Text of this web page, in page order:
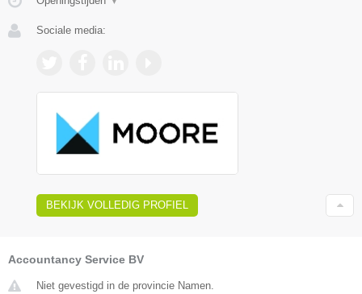
Sociale media:
BEKIJK VOLLEDIG PROFIEL
Accountancy Service BV
Niet gevestigd in de provincie Namen.